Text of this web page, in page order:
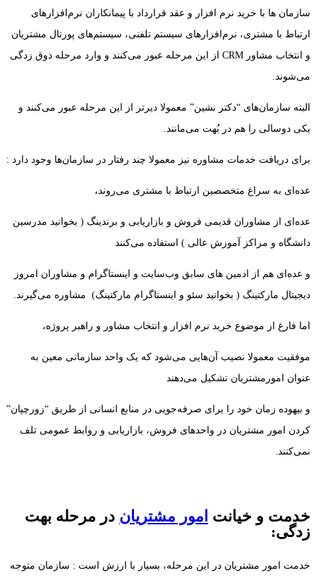
سازمان ها با خرید نرم افزار و عقد قرارداد با پیمانکاران نرم‌افزارهای
ارتباط با مشتری، نرم‌افزارهای سیستم تلفنی، سیستم‌های پورتال مشتریان
و انتخاب مشاور CRM از این مرحله عبور می‌کنند و وارد مرحله ذوق زدگی
می‌شوند.
البته سازمان‌های “دکتر نشین” معمولا دیرتر از این مرحله عبور می‌کنند و
یکی دوسالی را هم در بُهت می‌مانند.
برای دریافت خدمات مشاوره نیز معمولا چند رفتار در سازمان‌ها وجود دارد :
عده‌ای به سراغ متخصصین ارتباط با مشتری می‌روند،
عده‌ای از مشاوران قدیمی فروش و بازاریابی و برندینگ ( بخوانید مدرسین
دانشگاه و مراکز آموزش عالی ) استفاده می‌کنند
و عده‌ای هم از ادمین های سابق وب‌سایت و اینستاگرام و مشاوران امروز
دیجیتال مارکتینگ ( بخوانید سئو و اینستاگرام مارکتینگ) مشاوره می‌گیرند.
اما فارغ از موضوع خرید نرم افزار و انتخاب مشاور و راهبر پروژه،
موفقیت معمولا نصیب آن‌هایی می‌شود که یک واحد سازمانی معین به
عنوان امورمشتریان تشکیل می‌دهند
و بیهوده زمان خود را برای صرفه‌جویی در منابع انسانی از طریق “زورچپان”
کردن امور مشتریان در واحدهای فروش، بازاریابی و روابط عمومی تلف
نمی‌کنند.
خدمت و خیانت امور مشتریان در مرحله بهت
زدگی:
خدمت امور مشتریان در این مرحله، بسیار با ارزش است : سازمان متوجه